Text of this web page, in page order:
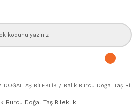
DOĞALTAŞ BİLEKLİK Balık Burcu Doğal Taş